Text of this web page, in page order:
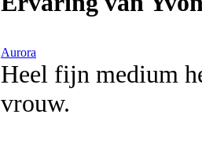
Aurora
Heel fijn medium
vrouw.